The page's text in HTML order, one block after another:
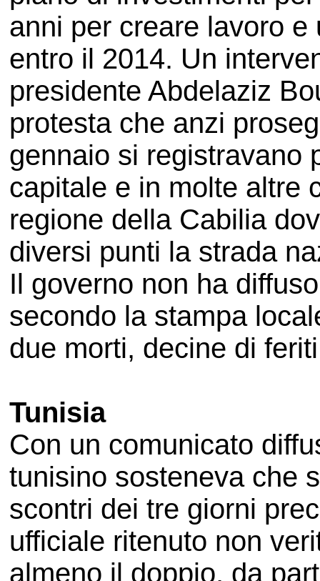
anni per creare lavoro
entro il 2014. Un
presidente Abdelaziz
protesta che anzi
gennaio si registravano
capitale e in molte altre
regione della Cabilia
diversi punti la strada
Il governo non ha
secondo la stampa
due morti, decine di
Tunisia
Con un comunicato
tunisino sosteneva che
scontri dei tre giorni
ufficiale ritenuto non
almeno il doppio, da